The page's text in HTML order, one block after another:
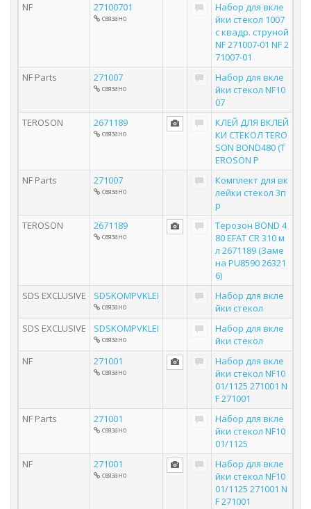
NF
27100701
связано
Набор для вкле
йки стекол 1007
с квадр. струной
NF 271007-01 NF 2
71007-01
NF Parts
271007
связано
Набор для вкле
йки стекол NF10
07
TEROSON
2671189
связано
КЛЕЙ ДЛЯ ВКЛЕЙ
КИ СТЕКОЛ TERO
SON BOND480 (T
EROSON P
NF Parts
271007
связано
Комплект для вк
лейки стекол 3п
р
TEROSON
2671189
связано
Терозон BOND 4
80 EFAT CR 310 м
л 2671189 (Заме
на PU8590 26321
6)
SDS EXCLUSIVE
SDSKOMPVKLEI
связано
Набор для вкле
йки стекол
SDS EXCLUSIVE
SDSKOMPVKLEI
связано
Набор для вкле
йки стекол
NF
271001
связано
Набор для вкле
йки стекол NF10
01/1125 271001 N
F 271001
NF Parts
271001
связано
Набор для вкле
йки стекол NF10
01/1125
NF
271001
связано
Набор для вкле
йки стекол NF10
01/1125 271001 N
F 271001